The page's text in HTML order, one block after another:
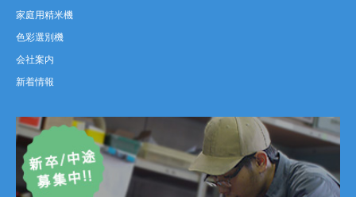
家庭用精米機
色彩選別機
会社案内
新着情報